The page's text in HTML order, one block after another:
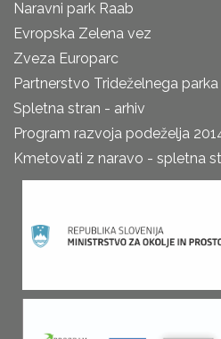
Naravni park Raab
Evropska Zelena vez
Zveza Europarc
Partnerstvo Trideželnega
Spletna stran - arhiv
Program razvoja podeželja
Kmetovati z naravo - spletna